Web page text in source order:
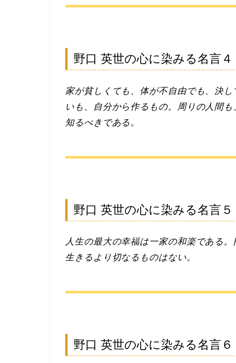
野口 英世の心に染みる名言４
家が貧しくても、体が不自由でも、決
いも、自分から作るもの。周りの人間
知るべきである。
野口 英世の心に染みる名言５
人生の最大の幸福は一家の和楽である
生きるより切なるものはない。
野口 英世の心に染みる名言６